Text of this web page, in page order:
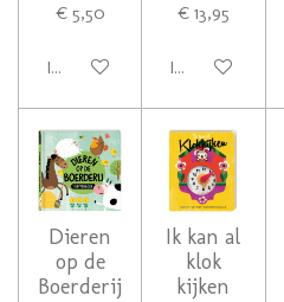
€ 5,50
In winkelwagen
€ 13,95
In winkelwagen
Dieren
op de
Boerderij
Ik kan al
klok
kijken